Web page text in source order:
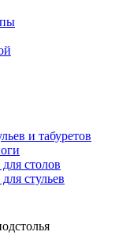
и табуретов
столов
стульев